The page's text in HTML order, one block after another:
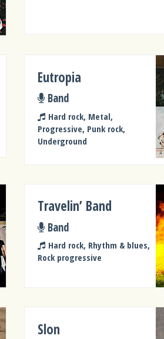
Eutropia
Band
Hard rock, Metal,
Progressive, Punk rock,
Underground
Travelin’ Band
Band
Hard rock, Rhythm & blues,
Rock progressive
Slon